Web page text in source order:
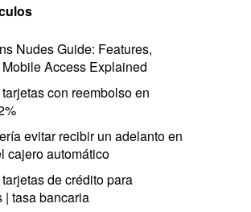
Nudes Guide: Features,
Access Explained
con reembolso en
evitar recibir un adelanto en
cajero automático
de crédito para
| tasa bancaria